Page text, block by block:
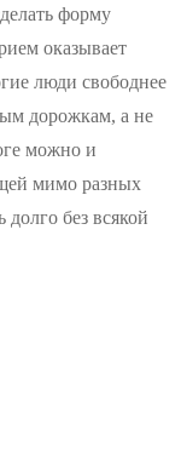
форму
оказывает
люди свободнее
дорожкам, а не
можно и
мимо разных
без всякой